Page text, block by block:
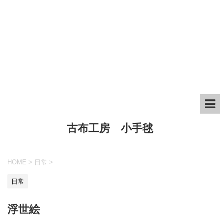
古布工房 小手毬
HOME > 日常 >
日常
浮世絵